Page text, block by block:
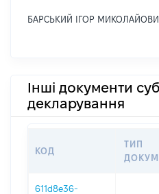
БАРСЬКИЙ ІГОР
Інші документи
декларування
КОД
ТИП
611d8e36-